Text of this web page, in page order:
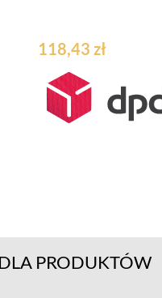
118,43 zł
PRODUKTÓW